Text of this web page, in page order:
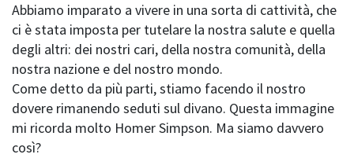
Abbiamo imparato a vivere in una sorta di cattività, che
ci è stata imposta per tutelare la nostra salute e quella
degli altri: dei nostri cari, della nostra comunità, della
nostra nazione e del nostro mondo.
Come detto da più parti, stiamo facendo il nostro
dovere rimanendo seduti sul divano. Questa immagine
mi ricorda molto Homer Simpson. Ma siamo davvero
così?